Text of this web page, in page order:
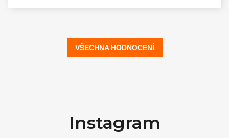
VŠECHNA HODNOCENÍ
Instagram